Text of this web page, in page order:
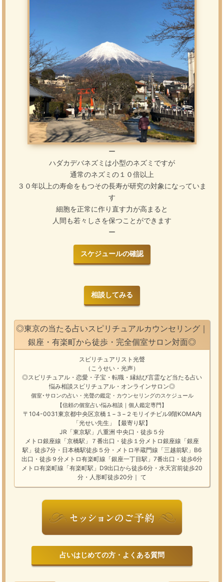
ー
ハダカデバネズミは小型のネズミですが
通常のネズミの１０倍以上
３０年以上の寿命をもつその長寿が研究の対象になっていま
す
細胞を正常に作り直す力が高まると
人間も若々しさを保つことができます
ー
スケジュールの確認
相談してみる
◎東京の当たる占いスピリチュアルカウンセリング｜
銀座・有楽町から徒歩・完全個室サロン対面◎
スピリチュアリスト光聲
（こうせい・光声）
◎スピリチュアル・恋愛・子宝・転職・縁結び言霊など当たる占い
悩み相談スピリチュアル・オンラインサロン◎
個室･サロンの占い・光聲の鑑定・カウンセリングのスケジュール
【信頼の個室占い悩み相談｜個人鑑定専門】
〒104-0031東京都中央区京橋１−３−２モリイチビル9階KOMA内
「光せい先生」【最寄り駅】
JR「東京駅」八重洲 中央口・徒歩５分
メトロ銀座線「京橋駅」７番出口・徒歩１分メトロ銀座線「銀座
駅」徒歩7分・日本橋駅徒歩５分・メトロ半蔵門線「三越前駅」B6
出口・徒歩９分メトロ有楽町線「銀座一丁目駅」7番出口・徒歩6分
メトロ有楽町線「有楽町駅」D9出口から徒歩6分・水天宮前徒歩20
分・人形町徒歩20分｜ て
占いはじめての方・よくある質問